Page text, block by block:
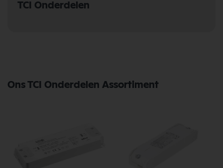
TCI Onderdelen
Ons TCI Onderdelen Assortiment